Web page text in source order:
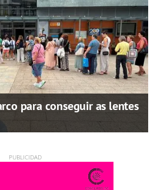
para conseguir as lentes